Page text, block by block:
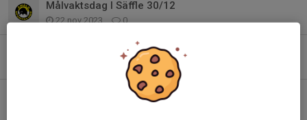
Målvaktsdag I Säffle 30/12
22 nov 2023 0
Målvaktslyftet I Värmland
0
Målvaktsdag i Hammarö 18 september